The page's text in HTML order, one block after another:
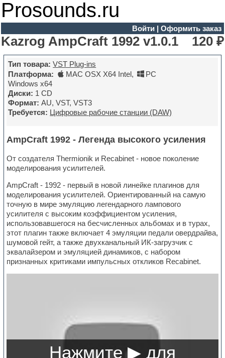
Prosounds.ru
Войти| Оформить заказ
Kazrog AmpCraft 1992 v1.0.1 120 ₽
Тип товара: VST Plug-ins
Платформа:
MAC OSX X64 Intel,
PC
Windows x64
Диски: 1 CD
Формат: AU, VST, VST3
Требуется: Цифровые рабочие станции (DAW)
AmpCraft 1992 - Легенда высокого усиления
От создателя Thermionik и Recabinet - новое поколение
моделирования усилителей.
AmpCraft - 1992 - первый в новой линейке плагинов для
моделирования усилителей. Ориентированный на самую
точную в мире эмуляцию легендарного лампового
усилителя с высоким коэффициентом усиления,
использовавшегося на бесчисленных альбомах и в турах,
этот плагин также включает 4 эмуляции педали овердрайва,
шумовой гейт, а также двухканальный ИК-загрузчик с
эквалайзером и эмуляцией динамиков, с набором
признанных критиками импульсных откликов Recabinet.